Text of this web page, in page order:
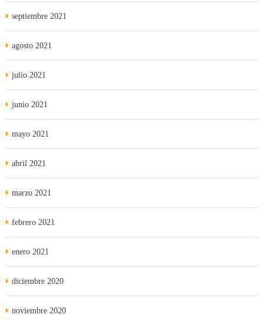
septiembre 2021
agosto 2021
julio 2021
junio 2021
mayo 2021
abril 2021
marzo 2021
febrero 2021
enero 2021
diciembre 2020
noviembre 2020